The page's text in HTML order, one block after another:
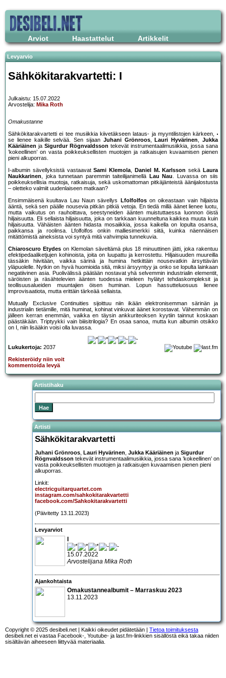
Arviot Haastattelut Artikkelit
Levyarvio
Sähkökitarakvartetti: I
Julkaistu: 15.07.2022
Arvostelija: Mika Roth
Omakustanne
Sähkökitarakvartetti ei tee musiikkia kiivetäkseen lataus- ja myyntilistojen kärkeen,
se lienee kaikille selvää. Sen sijaan Juhani Grönroos, Lauri Hyvärinen,Jukka
Kääriäinen ja Sigurdur Rögnvaldsson tekevät instrumentaalimusiikkia, jossa sana
’kokeellinen’ on vasta poikkeuksellisten muotojen ja ratkaisujen kuvaamisen pienen
pieni alkuporras.
I-albumin sävellyksistä vastaavatSami Klemola, Daniel M. Karlsson sekä Laura
Naukkarinen, joka tunnetaan paremmin taiteilijanimellä Lau Nau. Luvassa on siis
poikkeuksellisia muotoja, ratkaisuja, sekä uskomattoman pitkäjänteistä äänijalostusta
– oletteko valmiit uudenlaiseen matkaan?
Ensimmäisenä kuultava Lau Naun sävellys
Lfolfolfoson oikeastaan vain hiljaista
ääntä, sekä sen päälle nousevia pitkän pitkiä vetoja. En tiedä millä äänet lienee luotu,
mutta vaikutus on rauhoittava, seestyneiden äänten muistuttaessa luonnon öistä
hiljaisuutta. Eli sellaista hiljaisuutta, joka on tarkkaan kuunneltuna kaikkea muuta kuin
hiljaisuutta. Vähäisten äänten hidasta mosaiikkia, jossa kaikella on lopulta osansa,
paikkansa ja roolinsa. Lfolfolfos onkin malliesimerkki siitä, kuinka näennäisen
mitättömistä aineksista voi syntyä mitä vahvimpia tunnekuvia.
Chiaroscuro Etydes on Klemolan säveltämä plus 18 minuuttinen jätti, joka rakentuu
efektipedaaliketjujen kohinoista, joita on luupattu ja kerrostettu. Hiljaisuuden muureilla
tässäkin hiivitään, vaikka särinä ja humina hetkittäin nousevatkin ärsyttävän
yläpuolelle. Nytkin on hyvä huomioida sitä, miksi ärsyyntyy ja onko se lopulta lainkaan
negatiivinen asia. Puolivälissä päätään nostavat yhä selvemmin industrialin elementit,
säröisten ja räsähtelevien äänten tuodessa mieleen hylätyt tehdaskompleksit ja
teollisuusalueiden muuntajien öisen huminan. Lopun hassutteluosuus lienee
improvisaatiota, mutta erittäin tärkeää sellaista.
Mutually Exclusive Continuities sijoittuu niin ikään elektronisemman särinän ja
industrialin tietämille, mitä huminat, kohinat vinkuvat äänet korostavat. Vähemmän on
jälleen kerran enemmän, vaikka en täysin ankkuriteoksen kyytiin tainnut koskaan
päästäkään. Triptyykki vain biiisitrilogia? En osaa sanoa, mutta kun albumin otsikko
on I, niin lisääkin voisi olla luvassa.
Lukukertoja: 2037
Rekisteröidy niin voit
kommentoida levyä
Artistihaku
Artisti
Sähkökitarakvartetti
Juhani Grönroos Lauri Hyvärinen Jukka Kääriäinen ja Sigurdur
Rögnvaldsson tekevät instrumentaalimusiikkia, jossa sana ’kokeellinen’ on
vasta poikkeuksellisten muotojen ja ratkaisujen kuvaamisen pienen pieni
alkuporras.
Linkit:
electricguitarquartet.com
instagram.com/sahkokitarakvartetti
facebook.com/Sahkokitarakvartetti
(Päivitetty 13.11.2023)
Levyarviot
I
15.07.2022
Arvostelijana Mika Roth
Ajankohtaista
Omakustannealbumit – Marraskuu 2023
13.11.2023
Copyright © 2025 desibeli.net | Kaikki oikeudet pidätetään | Tietoa toimituksesta
desibeli.net ei vastaa Facebook-, Youtube- ja last.fm-linkkien sisällöstä eikä takaa niiden
sisältävän aiheeseen liittyvää materiaalia.